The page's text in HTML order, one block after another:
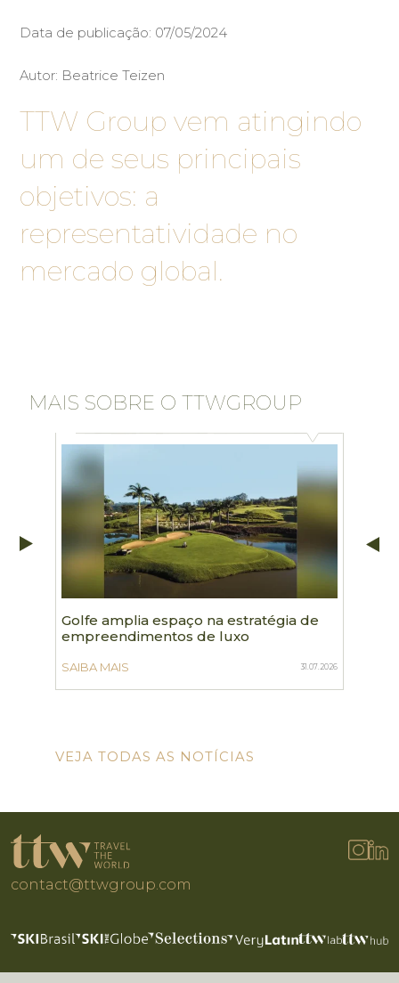
Data de publicação: 07/05/2024
Autor: Beatrice Teizen
TTW Group vem atingindo
um de seus principais
objetivos: a
representatividade no
mercado global.
MAIS SOBRE O TTWGROUP
Golfe amplia espaço na estratégia de
empreendimentos de luxo
SAIBA MAIS 31.07.2026
VEJA TODAS AS NOTÍCIAS
contact@ttwgroup.com